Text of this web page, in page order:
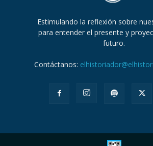
Estimulando la reflexión sobre
para entender el presente y
futuro.
Contáctanos: